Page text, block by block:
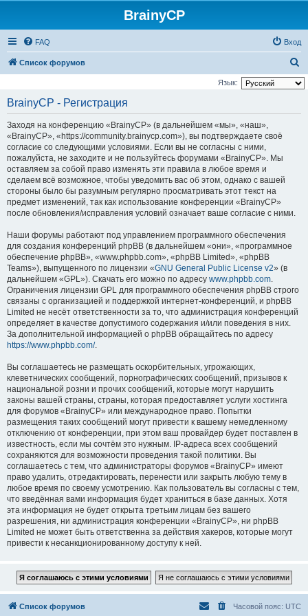
BrainyCP
FAQ Вход
Список форумов
о
Язык:
BrainyCP - Регистрация
Заходя на конференцию «BrainyCP» (в дальнейшем «мы», «наш»,
«BrainyCP», «https://community.brainycp.com»), вы подтверждаете своё
согласие со следующими условиями. Если вы не согласны с ними,
пожалуйста, не заходите и не пользуйтесь форумами «BrainyCP». Мы
оставляем за собой право изменять эти правила в любое время и
сделаем всё возможное, чтобы уведомить вас об этом, однако с вашей
стороны было бы разумным регулярно просматривать этот текст на
предмет изменений, так как использование конференции «BrainyCP»
после обновления/исправления условий означает ваше согласие с ними.
Наши форумы работают под управлением программного обеспечения
для создания конференций phpBB (в дальнейшем «они», «программное
обеспечение phpBB», «www.phpbb.com», «phpBB Limited», «phpBB
Teams»), выпущенного по лицензии «GNU General Public License v2» (в
дальнейшем «GPL»). Скачать его можно по адресу www.phpbb.com.
Ограничения лицензии GPL для программного обеспечения phpBB строго
связаны с организацией и поддержкой интернет-конференций, и phpBB
Limited не несёт ответственности за то, что администрация конференций
определяет в качестве допустимого содержания и/или поведения в них.
За дополнительной информацией о phpBB обращайтесь по адресу
https://www.phpbb.com/.
Вы соглашаетесь не размещать оскорбительных, угрожающих,
клеветнических сообщений, порнографических сообщений, призывов к
национальной розни и прочих сообщений, которые могут нарушить
законы вашей страны, страны, которая предоставляет услуги хостинга
для форумов «BrainyCP» или международное право. Попытки
размещения таких сообщений могут привести к вашему немедленному
отключению от конференции, при этом ваш провайдер будет поставлен в
известность, если мы сочтём это нужным. IP-адреса всех сообщений
сохраняются для возможности проведения такой политики. Вы
соглашаетесь с тем, что администраторы форумов «BrainyCP» имеют
право удалить, отредактировать, перенести или закрыть любую тему в
любое время по своему усмотрению. Как пользователь вы согласны с тем,
что введённая вами информация будет храниться в базе данных. Хотя
эта информация не будет открыта третьим лицам без вашего
разрешения, ни администрация конференции «BrainyCP», ни phpBB
Limited не может быть ответственна за действия хакеров, которые могут
привести к несанкционированному доступу к ней.
Список форумов Часовой пояс: UTC